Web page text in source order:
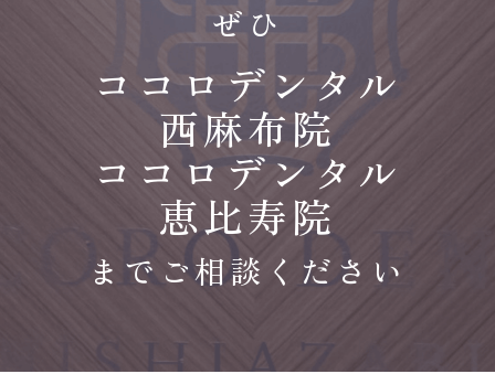
ぜひ
ココロデンタル
西麻布院
ココロデンタル
恵比寿院
までご相談ください